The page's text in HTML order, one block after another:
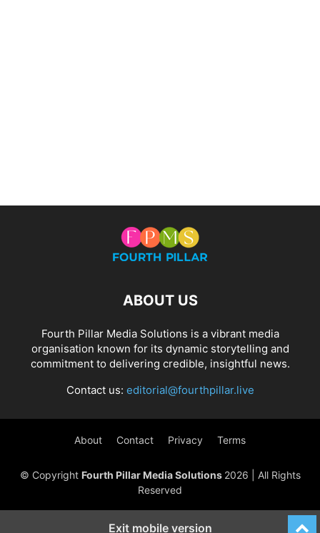
ABOUT US
Fourth Pillar Media Solutions is a vibrant media
organisation known for its dynamic storytelling and
commitment to delivering credible, insightful news.
Contact us: editorial@fourthpillar.live
About Contact Privacy Terms
© Copyright Fourth Pillar Media Solutions 2026 | All Rights
Reserved
Exit mobile version